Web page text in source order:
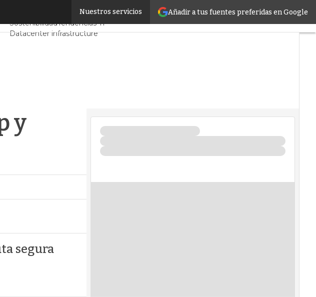
Añadir a tus fuentes preferidas en Google
Nuestros servicios
Servidores CPD y MercadoProyectos
SostenibilidadTendencias TI
Datacenter infrastructure
y
segura